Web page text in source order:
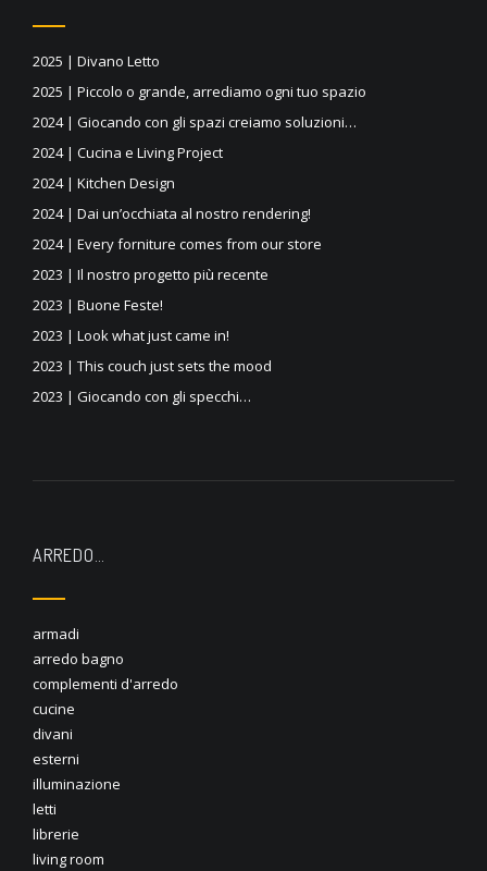
2025 | Divano Letto
2025 | Piccolo o grande, arrediamo ogni tuo spazio
2024 | Giocando con gli spazi creiamo soluzioni…
2024 | Cucina e Living Project
2024 | Kitchen Design
2024 | Dai un’occhiata al nostro rendering!
2024 | Every forniture comes from our store
2023 | Il nostro progetto più recente
2023 | Buone Feste!
2023 | Look what just came in!
2023 | This couch just sets the mood
2023 | Giocando con gli specchi…
ARREDO…
armadi
arredo bagno
complementi d'arredo
cucine
divani
esterni
illuminazione
letti
librerie
living room